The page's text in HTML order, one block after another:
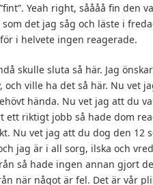
Yeah right, såååå fin den
det jag såg och läste i
i helvete ingen reagerade.
skulle sluta så här. Jag
ville ha det så här. Nu vet
hända. Nu vet jag att du
riktigt jobb så hade dom
Nu vet jag att du dog den 12
jag är i all sorg, ilska och
så hade ingen annan gjort
när något är fel. Det är vår